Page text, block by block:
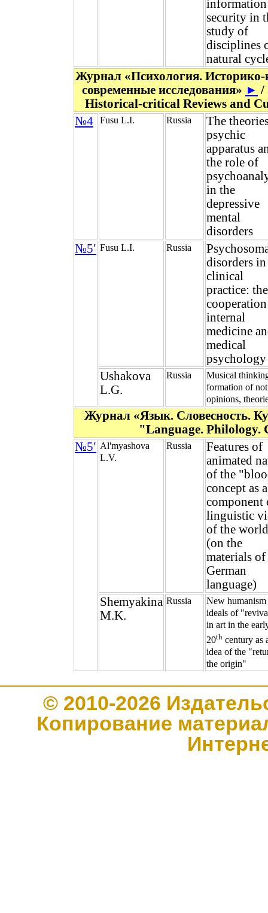
information
security in
study of
disciplines
natural
Журнал «Психология. Историко-
современные исследования» ► /
Historical-critical Reviews and
№4
Fusu L.I. Russia
The
psychic
apparatus
the role of
in the
depressive
mental
disorders
№5′ Fusu L.I. Russia
disorders in
clinical
practice: the
internal
medicine
medical
psychology
Ushakova
L.G.
Russia
Musical
formation of
opinions,
Журнал «Язык. Словесность.
"Language.
№5′ Al'myashova
L.V.
Russia
Features of
animated
of the
concept as a
component
linguistic
of the world
(on the
materials of
German
language)
Shemyakina
M.K.
Russia
New humanism
ideals of
in art in the
20th century as
idea of the
the origin"
© 2010-2026
Копирование